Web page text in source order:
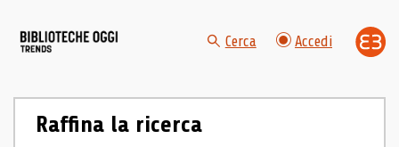
Cerca Accedi
Raffina la ricerca